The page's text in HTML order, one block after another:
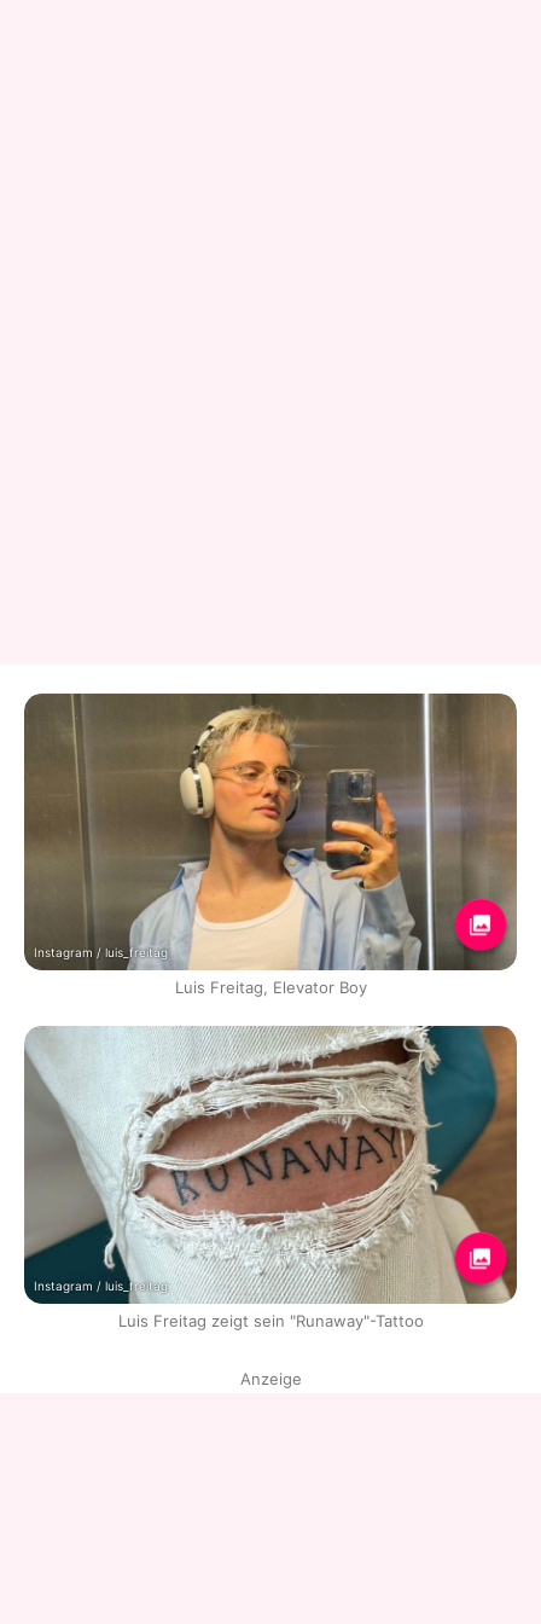
Instagram / luis_freitag
Luis Freitag, Elevator Boy
Instagram / luis_freitag
Luis Freitag zeigt sein "Runaway"-Tattoo
Anzeige